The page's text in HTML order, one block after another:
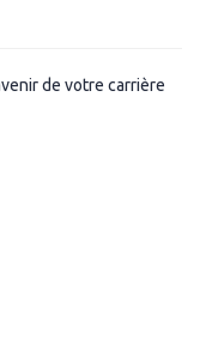
de votre carrière